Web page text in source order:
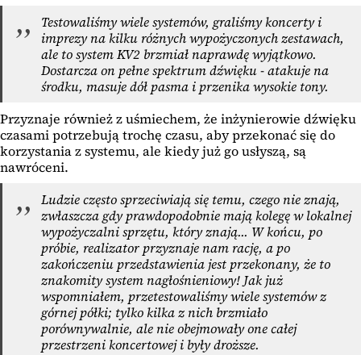
Testowaliśmy wiele systemów, graliśmy koncerty i
imprezy na kilku różnych wypożyczonych zestawach,
ale to system KV2 brzmiał naprawdę wyjątkowo.
Dostarcza on pełne spektrum dźwięku - atakuje na
środku, masuje dół pasma i przenika wysokie tony.
Przyznaje również z uśmiechem, że inżynierowie dźwięku
czasami potrzebują trochę czasu, aby przekonać się do
korzystania z systemu, ale kiedy już go usłyszą, są
nawróceni.
Ludzie często sprzeciwiają się temu, czego nie znają,
zwłaszcza gdy prawdopodobnie mają kolegę w lokalnej
wypożyczalni sprzętu, który znają... W końcu, po
próbie, realizator przyznaje nam rację, a po
zakończeniu przedstawienia jest przekonany, że to
znakomity system nagłośnieniowy! Jak już
wspomniałem, przetestowaliśmy wiele systemów z
górnej półki; tylko kilka z nich brzmiało
porównywalnie, ale nie obejmowały one całej
przestrzeni koncertowej i były droższe.